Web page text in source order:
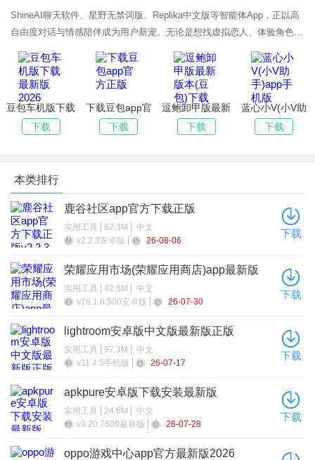
ShineAI聊天软件、星野无禁词版、Replika中文版等智能体App，正以高
自由度对话与情感陪伴成为用户新宠。无论是想找虚拟恋人、体验角色扮
演，还是创作专属AI智能体，这些应用都能提供沉浸式的聊天体验。本次
专题推荐多
豆包车机版下载
最新版2026
下载
下载豆包app官
方正版
下载
逗鲍卸甲版最新
版本(豆包)下载
下载
蓝心小V(小V助
手)app手机版
下载
本类排行
鹿谷社区app官方下载正版
实用工具 62.3M
中文
v2.2.3安卓版
26-08-06
下载
荣耀应用市场(荣耀应用商店)app最新版
2026
实用工具 42.6M
中文
v16.1.6.500安卓版
26-07-30
下载
lightroom安卓版中文版最新版正版
实用工具 97.3M
中文
v11.4.5手机版
26-07-17
下载
apkpure安卓版下载安装最新版
实用工具 24.6M
中文
v3.20.7609最新版
26-07-28
下载
oppo游戏中心app官方最新版2026